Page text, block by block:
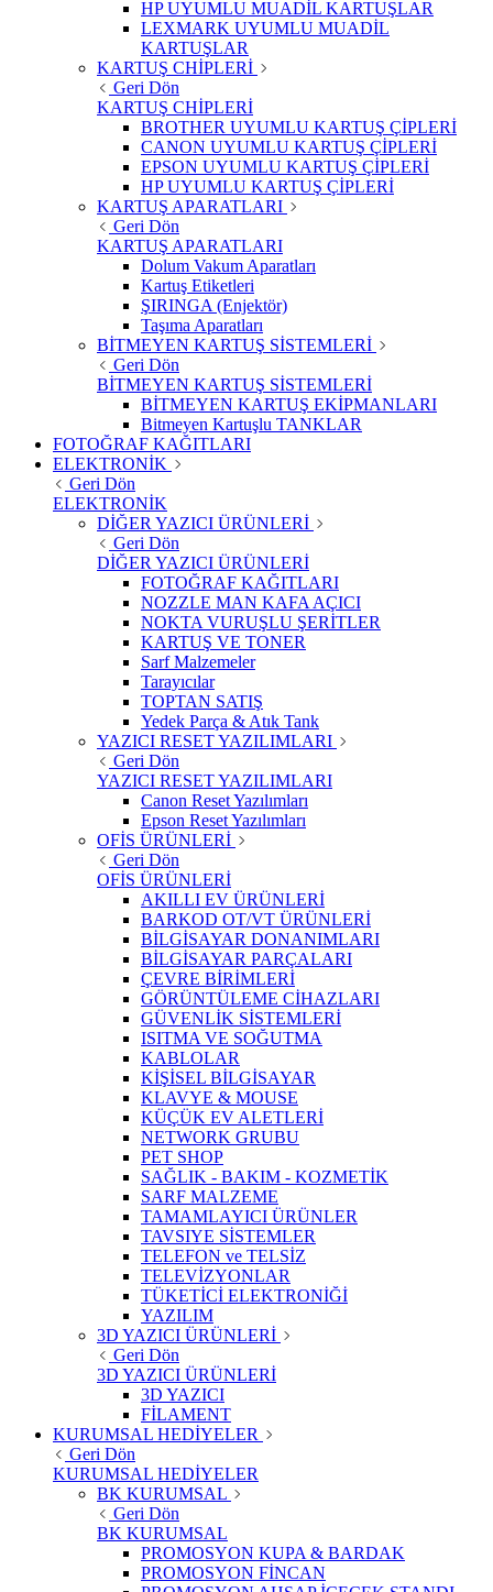
HP UYUMLU MUADİL KARTUŞLAR
LEXMARK UYUMLU MUADİL
KARTUŞLAR
KARTUŞ CHİPLERİ
Geri Dön
KARTUŞ CHİPLERİ
BROTHER UYUMLU KARTUŞ ÇİPLERİ
CANON UYUMLU KARTUŞ ÇİPLERİ
EPSON UYUMLU KARTUŞ ÇİPLERİ
HP UYUMLU KARTUŞ ÇİPLERİ
KARTUŞ APARATLARI
Geri Dön
KARTUŞ APARATLARI
Dolum Vakum Aparatları
Kartuş Etiketleri
ŞIRINGA (Enjektör)
Taşıma Aparatları
BİTMEYEN KARTUŞ SİSTEMLERİ
Geri Dön
BİTMEYEN KARTUŞ SİSTEMLERİ
BİTMEYEN KARTUŞ EKİPMANLARI
Bitmeyen Kartuşlu TANKLAR
FOTOĞRAF KAĞITLARI
ELEKTRONİK
Geri Dön
ELEKTRONİK
DİĞER YAZICI ÜRÜNLERİ
Geri Dön
DİĞER YAZICI ÜRÜNLERİ
FOTOĞRAF KAĞITLARI
NOZZLE MAN KAFA AÇICI
NOKTA VURUŞLU ŞERİTLER
KARTUŞ VE TONER
Sarf Malzemeler
Tarayıcılar
TOPTAN SATIŞ
Yedek Parça & Atık Tank
YAZICI RESET YAZILIMLARI
Geri Dön
YAZICI RESET YAZILIMLARI
Canon Reset Yazılımları
Epson Reset Yazılımları
OFİS ÜRÜNLERİ
Geri Dön
OFİS ÜRÜNLERİ
AKILLI EV ÜRÜNLERİ
BARKOD OT/VT ÜRÜNLERİ
BİLGİSAYAR DONANIMLARI
BİLGİSAYAR PARÇALARI
ÇEVRE BİRİMLERİ
GÖRÜNTÜLEME CİHAZLARI
GÜVENLİK SİSTEMLERİ
ISITMA VE SOĞUTMA
KABLOLAR
KİŞİSEL BİLGİSAYAR
KLAVYE & MOUSE
KÜÇÜK EV ALETLERİ
NETWORK GRUBU
PET SHOP
SAĞLIK - BAKIM - KOZMETİK
SARF MALZEME
TAMAMLAYICI ÜRÜNLER
TAVSIYE SİSTEMLER
TELEFON ve TELSİZ
TELEVİZYONLAR
TÜKETİCİ ELEKTRONİĞİ
YAZILIM
3D YAZICI ÜRÜNLERİ
Geri Dön
3D YAZICI ÜRÜNLERİ
3D YAZICI
FİLAMENT
KURUMSAL HEDİYELER
Geri Dön
KURUMSAL HEDİYELER
BK KURUMSAL
Geri Dön
BK KURUMSAL
PROMOSYON KUPA & BARDAK
PROMOSYON FİNCAN